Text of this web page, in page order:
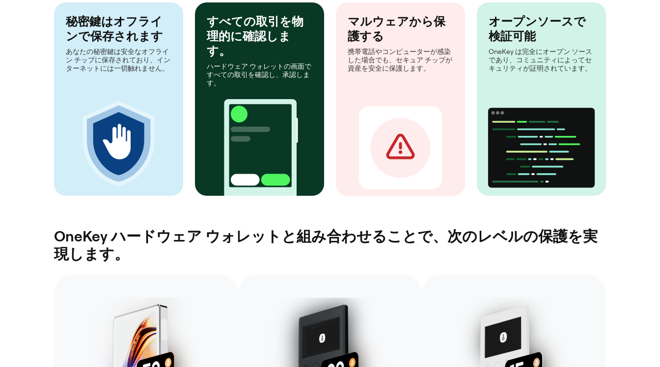
秘密鍵はオフライ
ンで保存されます
あなたの秘密鍵は安全なオフライ
ン チップに保存されており、イン
ターネットには一切触れません。
すべての取引を物
理的に確認しま
す。
ハードウェア ウォレットの画面で
すべての取引を確認し、承認しま
す。
マルウェアから保
護する
携帯電話やコンピューターが感染
した場合でも、セキュア チップが
資産を安全に保護します。
オープンソースで
検証可能
OneKey は完全にオープン ソース
であり、コミュニティによってセ
キュリティが証明されています。
OneKey ハードウェア ウォレットと組み合わせることで、次のレベルの保護を実
現します。